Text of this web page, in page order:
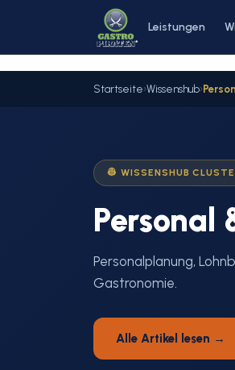
springen
Leistungen
Startseite›Wissenshub›
👷 WISSENSHUB
Personal
Personalplanung,
Gastronomie.
Alle Artikel lesen →